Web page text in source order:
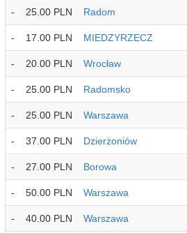
- 25.00 PLN Radom
- 17.00 PLN MIEDZYRZECZ
- 20.00 PLN Wrocław
- 25.00 PLN Radomsko
- 25.00 PLN Warszawa
- 37.00 PLN Dzierżoniów
- 27.00 PLN Borowa
- 50.00 PLN Warszawa
- 40.00 PLN Warszawa